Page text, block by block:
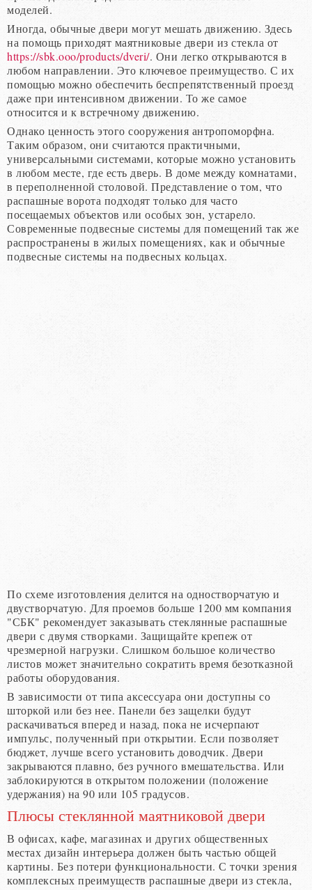
моделей.
Иногда, обычные двери могут мешать движению. Здесь
на помощь приходят маятниковые двери из стекла от
https://sbk.ooo/products/dveri/. Они легко открываются в
любом направлении. Это ключевое преимущество. С их
помощью можно обеспечить беспрепятственный проезд
даже при интенсивном движении. То же самое
относится и к встречному движению.
Однако ценность этого сооружения антропоморфна.
Таким образом, они считаются практичными,
универсальными системами, которые можно установить
в любом месте, где есть дверь. В доме между комнатами,
в переполненной столовой. Представление о том, что
распашные ворота подходят только для часто
посещаемых объектов или особых зон, устарело.
Современные подвесные системы для помещений так же
распространены в жилых помещениях, как и обычные
подвесные системы на подвесных кольцах.
По схеме изготовления делится на одностворчатую и
двустворчатую. Для проемов больше 1200 мм компания
"СБК" рекомендует заказывать стеклянные распашные
двери с двумя створками. Защищайте крепеж от
чрезмерной нагрузки. Слишком большое количество
листов может значительно сократить время безотказной
работы оборудования.
В зависимости от типа аксессуара они доступны со
шторкой или без нее. Панели без защелки будут
раскачиваться вперед и назад, пока не исчерпают
импульс, полученный при открытии. Если позволяет
бюджет, лучше всего установить доводчик. Двери
закрываются плавно, без ручного вмешательства. Или
заблокируются в открытом положении (положение
удержания) на 90 или 105 градусов.
Плюсы стеклянной маятниковой двери
В офисах, кафе, магазинах и других общественных
местах дизайн интерьера должен быть частью общей
картины. Без потери функциональности. С точки зрения
комплексных преимуществ распашные двери из стекла,